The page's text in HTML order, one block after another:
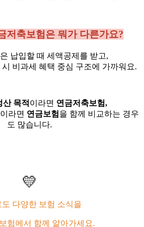
저축보험은 뭐가 다른가요?
납입할 때 세액공제를 받고,
비과세 혜택 중심 구조에 가까워요.
산 목적 이라면 연금저축보험,
이라면 연금보험 을 함께 비교하는 경우
도 많습니다.
💛
도 다양한 보험 소식을
험에서 함께 알아가세요.